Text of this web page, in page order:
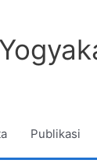
Publikasi